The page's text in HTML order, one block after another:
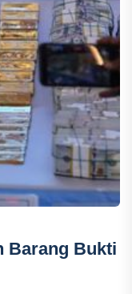
Barang Bukti